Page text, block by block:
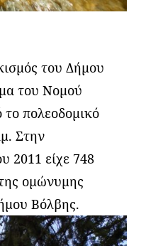
του Δήμου
του Νομού
πολεοδομικό
Στην
2011 είχε 748
ομώνυμης
Βόλβης.